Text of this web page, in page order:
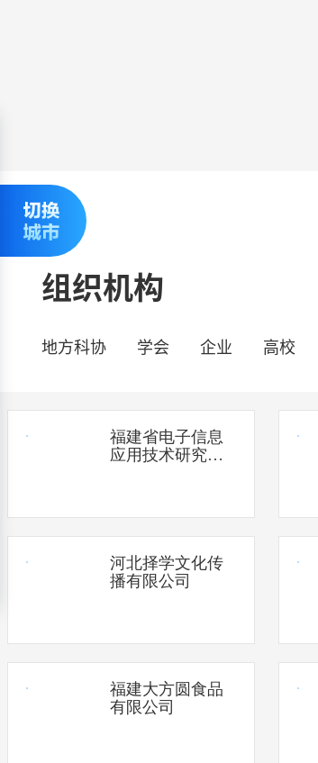
组织机构
地方科协 学会 企业 高校
福建省电子信息
应用技术研究院
河北择学文化传
播有限公司
福建大方圆食品
有限公司